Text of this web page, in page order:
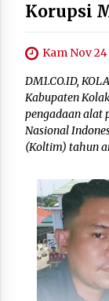
Korupsi
Kam Nov 24
DM1.CO.ID,
Kabupaten
pengadaan alat
Nasional
(Koltim) tahun